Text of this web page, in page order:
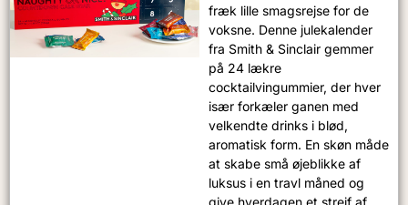
fræk lille smagsrejse for de
voksne. Denne julekalender
fra Smith & Sinclair gemmer
på 24 lækre
cocktailvingummier, der hver
især forkæler ganen med
velkendte drinks i blød,
aromatisk form. En skøn måde
at skabe små øjeblikke af
luksus i en travl måned og
give hverdagen et strejf af